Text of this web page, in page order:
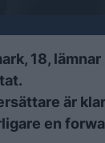
18,
är
en